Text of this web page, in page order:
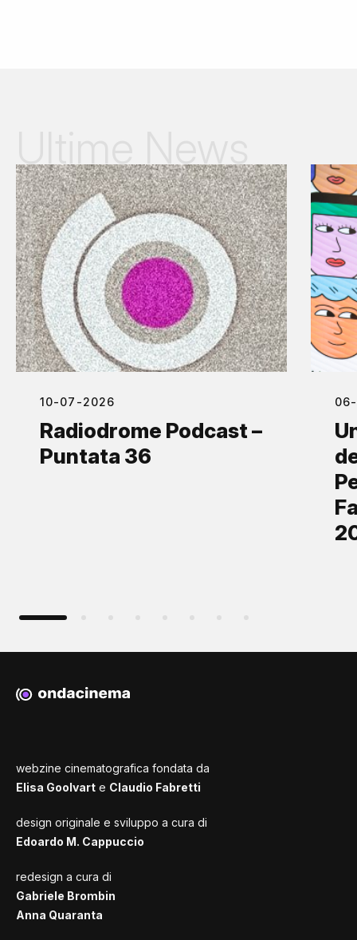
10-07-2026
Radiodrome Podcast –
Puntata 36
webzine cinematografica fondata da
Elisa Goolvart e Claudio Fabretti
design originale e sviluppo a cura di
Edoardo M. Cappuccio
redesign a cura di
Gabriele Brombin
Anna Quaranta